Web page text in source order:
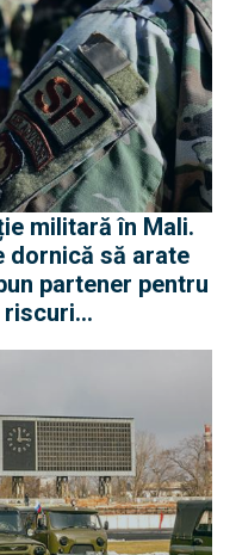
militară în Mali.
dornică să arate
partener pentru
riscuri